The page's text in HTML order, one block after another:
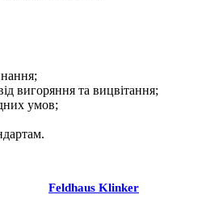
вигоряння та вицвітання;
умов;
Feldhaus Klinker